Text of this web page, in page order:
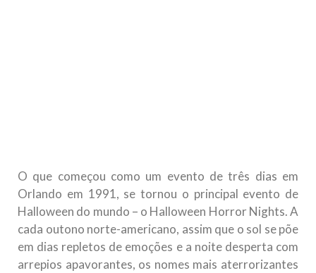
O que começou como um evento de três dias em
Orlando em 1991, se tornou o principal evento de
Halloween do mundo – o Halloween Horror Nights. A
cada outono norte-americano, assim que o sol se põe
em dias repletos de emoções e a noite desperta com
arrepios apavorantes, os nomes mais aterrorizantes